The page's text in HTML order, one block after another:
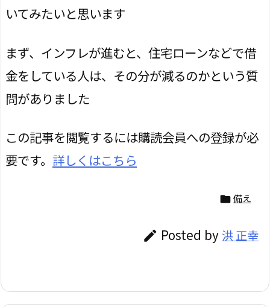
いてみたいと思います
まず、インフレが進むと、住宅ローンなどで借
金をしている人は、その分が減るのかという質
問がありました
この記事を閲覧するには購読会員への登録が必
要です。 詳しくはこちら
 備え
 Posted by 洪 正幸